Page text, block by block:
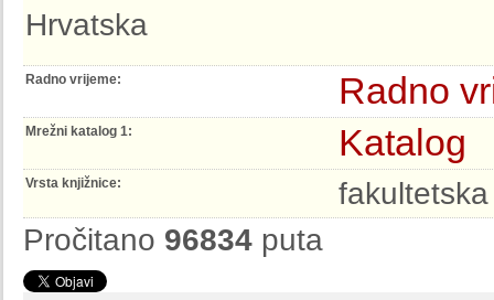
Hrvatska
Radno vrijeme: Radno
Mrežni katalog 1: Katalog
Vrsta knjižnice:
Pročitano 96834 puta